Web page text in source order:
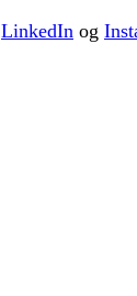
LinkedIn og